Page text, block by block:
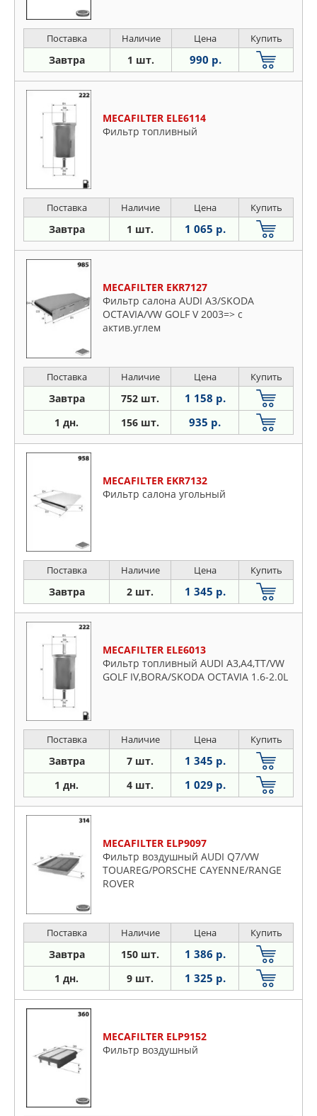
Поставка Наличие Цена Купить
Завтра 1 шт. 990 р.
MECAFILTER ELE6114
Фильтр топливный
Поставка Наличие Цена Купить
Завтра 1 шт. 1 065 р.
MECAFILTER EKR7127
Фильтр салона AUDI A3/SKODA
OCTAVIA/VW GOLF V 2003=> с
актив.углем
Поставка Наличие Цена Купить
Завтра 752 шт. 1 158 р.
1 дн. 156 шт. 935 р.
MECAFILTER EKR7132
Фильтр салона угольный
Поставка Наличие Цена Купить
Завтра 2 шт. 1 345 р.
MECAFILTER ELE6013
Фильтр топливный AUDI A3,A4,TT/VW
GOLF IV,BORA/SKODA OCTAVIA 1.6-2.0L
Поставка Наличие Цена Купить
Завтра 7 шт. 1 345 р.
1 дн. 4 шт. 1 029 р.
MECAFILTER ELP9097
Фильтр воздушный AUDI Q7/VW
TOUAREG/PORSCHE CAYENNE/RANGE
ROVER
Поставка Наличие Цена Купить
Завтра 150 шт. 1 386 р.
1 дн. 9 шт. 1 325 р.
MECAFILTER ELP9152
Фильтр воздушный